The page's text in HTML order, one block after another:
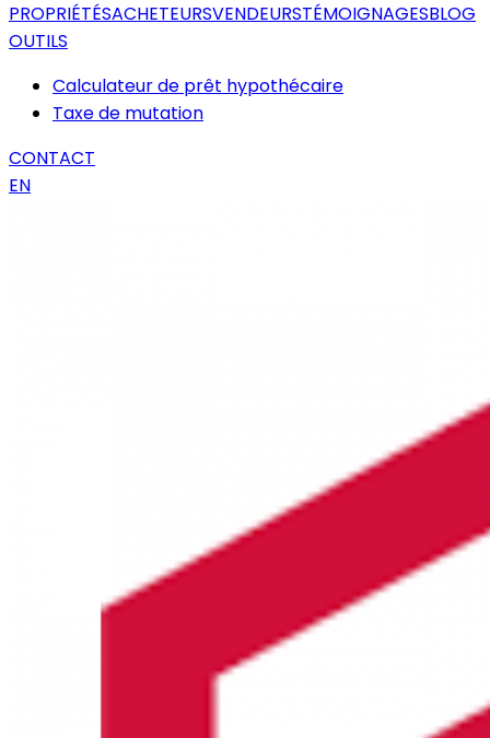
PROPRIÉTÉSACHETEURSVENDEURSTÉMOIGNAGESBLOG
OUTILS
Calculateur de prêt hypothécaire
Taxe de mutation
CONTACT
EN